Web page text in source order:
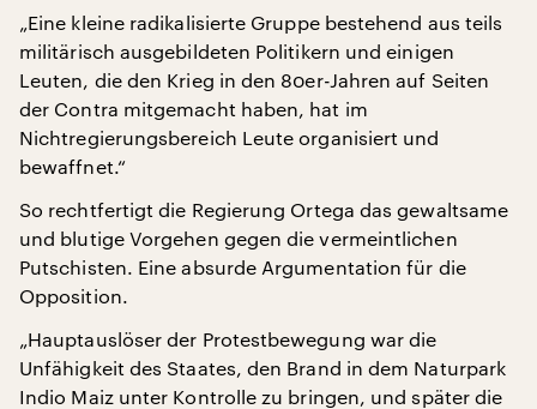
„Eine kleine radikalisierte Gruppe bestehend aus teils
militärisch ausgebildeten Politikern und einigen
Leuten, die den Krieg in den 80er-Jahren auf Seiten
der Contra mitgemacht haben, hat im
Nichtregierungsbereich Leute organisiert und
bewaffnet.“
So rechtfertigt die Regierung Ortega das gewaltsame
und blutige Vorgehen gegen die vermeintlichen
Putschisten. Eine absurde Argumentation für die
Opposition.
„Hauptauslöser der Protestbewegung war die
Unfähigkeit des Staates, den Brand in dem Naturpark
Indio Maiz unter Kontrolle zu bringen, und später die